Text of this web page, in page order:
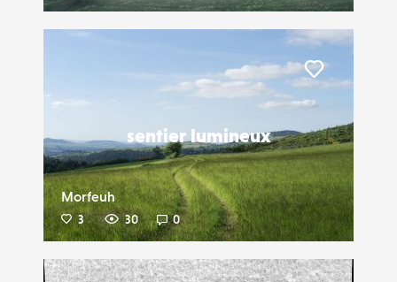
sentier lumineux
Morfeuh
3 30 0
Liker